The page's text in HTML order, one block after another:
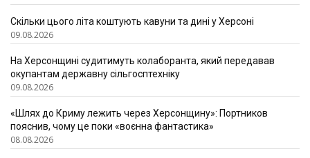
Скільки цього літа коштують кавуни та дині у Херсоні
09.08.2026
На Херсонщині судитимуть колаборанта, який передавав
окупантам державну сільгосптехніку
09.08.2026
«Шлях до Криму лежить через Херсонщину»: Портников
пояснив, чому це поки «воєнна фантастика»
08.08.2026